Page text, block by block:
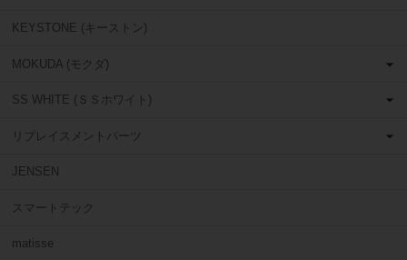
KEYSTONE (キーストン)
MOKUDA (モクダ)
SS WHITE (ＳＳホワイト)
リプレイスメントパーツ
JENSEN
スマートテック
matisse